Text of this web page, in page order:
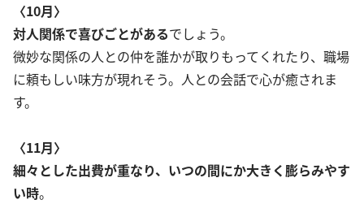
〈10月〉
対人関係で喜びごとがあるでしょう。
微妙な関係の人との仲を誰かが取りもってくれたり、職場
に頼もしい味方が現れそう。人との会話で心が癒されま
す。
〈11月〉
細々とした出費が重なり、いつの間にか大きく膨らみやす
い時。